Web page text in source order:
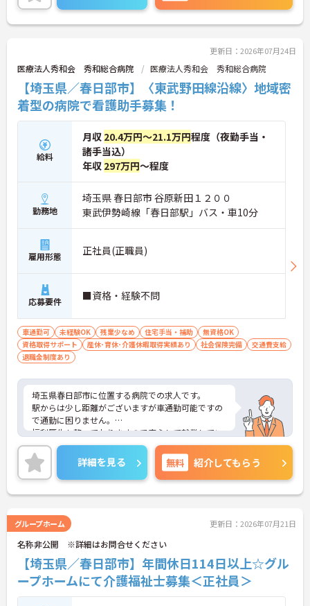
更新日：2026年07月24日
医療法人秀和会 秀和総合病院 医療法人秀和会 秀和総合病院
【埼玉県／春日部市】〈東武野田線沿線〉地域密
着型の病院で看護助手募集！
給料
月収 20.4万円～21.1万円程度（夜勤手当・
諸手当込）
年収 297万円～程度
勤務地
埼玉県 春日部市 谷原新田１２００
東武伊勢崎線「春日部駅」バス・車10分
雇用形態 正社員(正職員)
応募要件 ■資格・経験不問
車通勤可 未経験OK 残業少なめ 住宅手当・補助
無資格OK
資格取得サポート
産休･育休･介護休暇取得実績あり 社会保険完備
交通費支給
退職金制度あり
埼玉県春日部市に位置する病院での求人です。
駅からは少し距離がございますが車通勤可能ですの
で通勤に困りません。
福利厚生も整っておりますので安心して就業してい
ただけます。
ご興味のある方はお気軽にお問い合わせ下さい。
詳細を見る 無料 紹介してもらう
グループホーム 更新日：2026年07月21日
名称非公開 ※詳細はお問合せください
【埼玉県／春日部市】年間休日114日以上☆グル
ープホームにて介護福祉士募集＜正社員＞